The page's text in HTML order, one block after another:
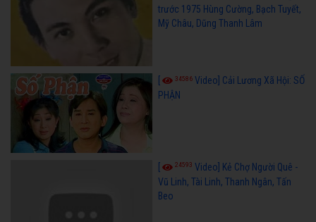
trước 1975 Hùng Cường, Bạch Tuyết,
Mỹ Châu, Dũng Thanh Lâm
34586 Video] Cải Lương Xã Hội: SỐ
PHẬN
24593 Video] Kẻ Chợ Người Quê -
Vũ Linh, Tài Linh, Thanh Ngân, Tấn
Beo